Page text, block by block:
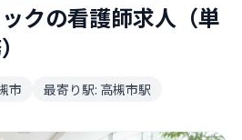
クの看護師求人（単
市 最寄り駅: 高槻市駅